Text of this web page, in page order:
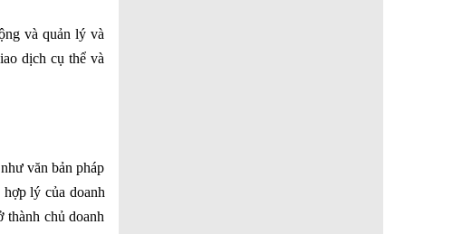
và quản lý và
dịch cụ thể và
văn bản pháp
lý của doanh
chủ doanh